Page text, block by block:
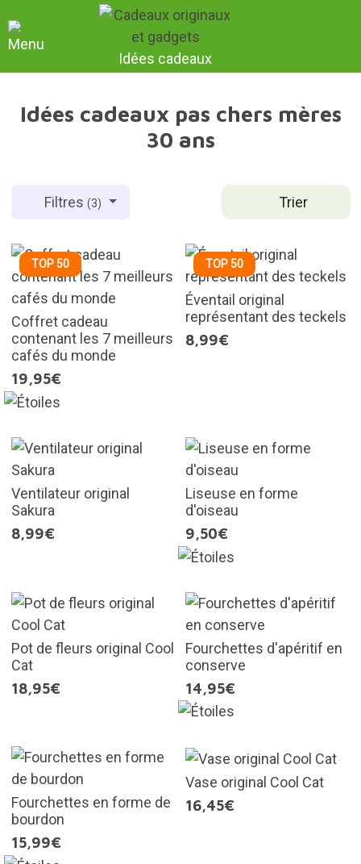
Idées cadeaux
Idées cadeaux pas chers mères
30 ans
Trier
Filtres(3)
TOP 50
Coffret cadeau
contenant les 7 meilleurs
cafés du monde
19,95€
TOP 50
Éventail original
représentant des teckels
8,99€
Ventilateur original
Sakura
8,99€
Liseuse en forme
d'oiseau
9,50€
Pot de fleurs original Cool
Cat
18,95€
Fourchettes d'apéritif en
conserve
14,95€
Fourchettes en forme de
bourdon
15,99€
Vase original Cool Cat
16,45€